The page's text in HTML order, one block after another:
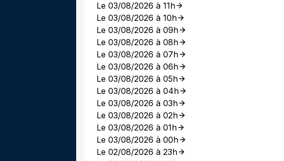
Le 03/08/2026 à 11h
Le 03/08/2026 à 10h
Le 03/08/2026 à 09h
Le 03/08/2026 à 08h
Le 03/08/2026 à 07h
Le 03/08/2026 à 06h
Le 03/08/2026 à 05h
Le 03/08/2026 à 04h
Le 03/08/2026 à 03h
Le 03/08/2026 à 02h
Le 03/08/2026 à 01h
Le 03/08/2026 à 00h
Le 02/08/2026 à 23h